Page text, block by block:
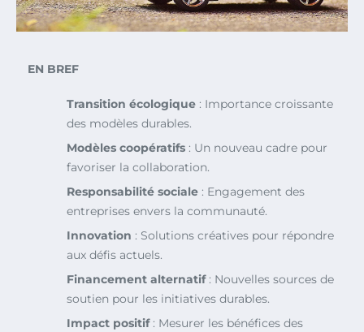
EN BREF
Transition écologique : Importance croissante
des modèles durables.
Modèles coopératifs : Un nouveau cadre pour
favoriser la collaboration.
Responsabilité sociale : Engagement des
entreprises envers la communauté.
Innovation : Solutions créatives pour répondre
aux défis actuels.
Financement alternatif: Nouvelles sources de
soutien pour les initiatives durables.
Impact positif: Mesurer les bénéfices des